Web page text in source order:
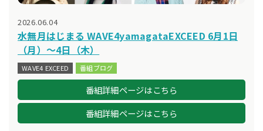
2026.06.04
水無月はじまる WAVE4yamagataEXCEED 6月1日
（月）～4日（木）
WAVE4 EXCEED 番組ブログ
番組詳細ページはこちら
番組詳細ページはこちら